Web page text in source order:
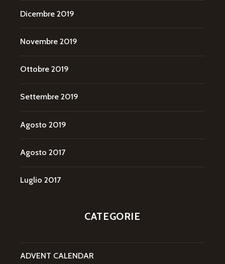
Dicembre 2019
Novembre 2019
Ottobre 2019
Settembre 2019
Agosto 2019
Agosto 2017
Luglio 2017
CATEGORIE
ADVENT CALENDAR